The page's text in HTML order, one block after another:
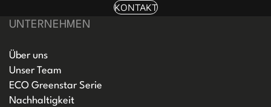
KONTAKT
UNTERNEHMEN
Über uns
Unser Team
ECO Greenstar Serie
Nachhaltigkeit